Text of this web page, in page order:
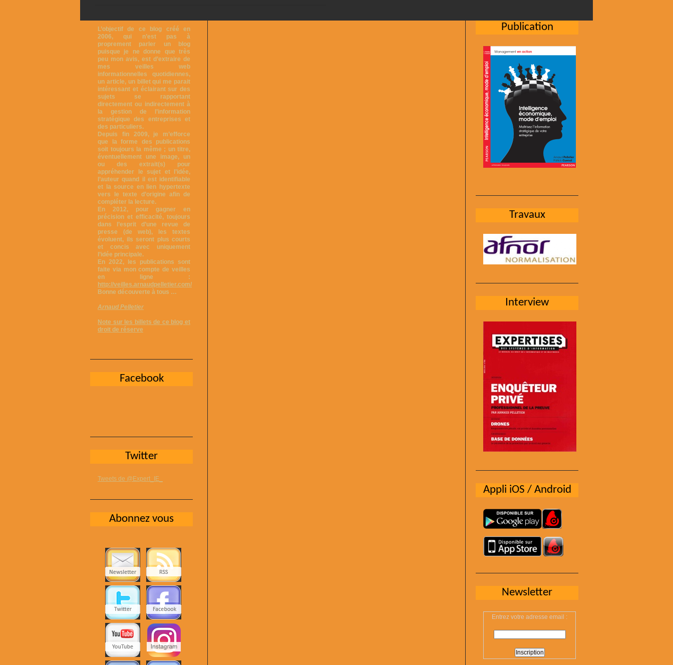
Publication
Travaux
Interview
Appli iOS / Android
Newsletter
Entrez votre adresse email :
L’objectif de ce blog créé en
2006, qui n’est pas à
proprement parler un blog
puisque je ne donne que très
peu mon avis, est d’extraire de
mes veilles web
informationnelles quotidiennes,
un article, un billet qui me parait
intéressant et éclairant sur des
sujets se rapportant
directement ou indirectement à
la gestion de l’information
stratégique des entreprises et
des particuliers.
Depuis fin 2009, je m’efforce
que la forme des publications
soit toujours la même ; un titre,
éventuellement une image, un
ou des extrait(s) pour
appréhender le sujet et l’idée,
l’auteur quand il est identifiable
et la source en lien hypertexte
vers le texte d’origine afin de
compléter la lecture.
En 2012, pour gagner en
précision et efficacité, toujours
dans l’esprit d’une revue de
presse (de web), les textes
évoluent, ils seront plus courts
et concis avec uniquement
l’idée principale.
En 2022, les publications sont
faite via mon compte de veilles
en ligne :
http://veilles.arnaudpelletier.com/
Bonne découverte à tous …
Arnaud Pelletier
Note sur les billets de ce blog et
droit de réserve
Facebook
Twitter
Tweets de @Expert_IE_
Abonnez vous